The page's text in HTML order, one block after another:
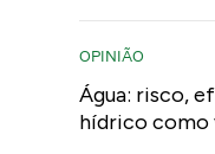
OPINIÃO
Água: risco,
hídrico como